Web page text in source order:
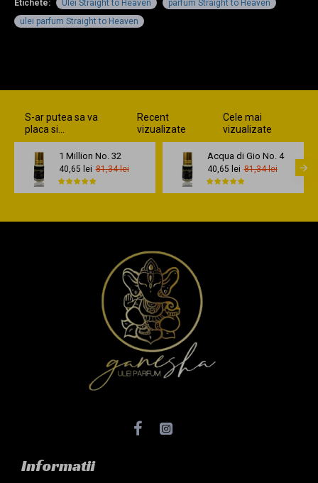
Etichete: Ulei Straight to Heaven
parfum Straight to Heaven
ulei parfum Straight to Heaven
S-ar putea sa va
placa si...
Recent
vizualizate
Cele mai
vizualizate
1 Million No. 32
40,65 lei 81,34 lei
Acqua di Gio No. 4
40,65 lei 81,34 lei
Informatii